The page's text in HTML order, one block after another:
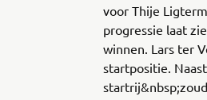
voor Thije
progressie laat
winnen. Lars ter
startpositie.